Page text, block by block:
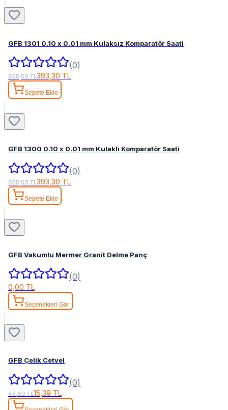
GFB 1301 0.10 x 0.01 mm Kulaksız Komparatör Saati
(0)
655,50 TL393,30 TL
Sepete Ekle
GFB 1300 0.10 x 0.01 mm Kulaklı Komparatör Saati
(0)
655,50 TL 393,30 TL
Sepete Ekle
GFB Vakumlu Mermer Granit Delme Panç
(0)
0,00 TL
Seçenekleri Gör
GFB Çelik Cetvel
(0)
45,60 TL 15,39 TL